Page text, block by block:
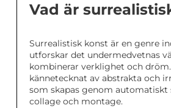
Vad är
Surrealistisk konst är en genre
utforskar det undermedvetnas
kombinerar verklighet och
kännetecknat av abstrakta och
som skapas genom automatiskt
collage och montage.